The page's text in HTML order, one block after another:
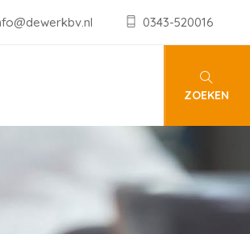
0343-520016
ZOEKEN